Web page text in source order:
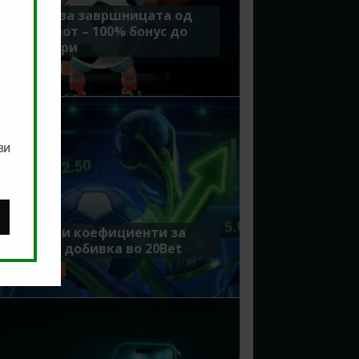
Идеално за завршницата од
Мундијалот – 100% бонус до
7500 денари
ЈУЛИ 15, 2026
коефициенти за
поголема добивка во 20Bet